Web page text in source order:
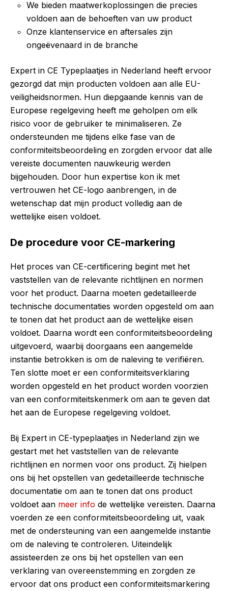
We bieden maatwerkoplossingen die precies
voldoen aan de behoeften van uw product
Onze klantenservice en aftersales zijn
ongeëvenaard in de branche
Expert in CE Typeplaatjes in Nederland heeft ervoor
gezorgd dat mijn producten voldoen aan alle EU-
veiligheidsnormen. Hun diepgaande kennis van de
Europese regelgeving heeft me geholpen om elk
risico voor de gebruiker te minimaliseren. Ze
ondersteunden me tijdens elke fase van de
conformiteitsbeoordeling en zorgden ervoor dat alle
vereiste documenten nauwkeurig werden
bijgehouden. Door hun expertise kon ik met
vertrouwen het CE-logo aanbrengen, in de
wetenschap dat mijn product volledig aan de
wettelijke eisen voldoet.
De procedure voor CE-markering
Het proces van CE-certificering begint met het
vaststellen van de relevante richtlijnen en normen
voor het product. Daarna moeten gedetailleerde
technische documentaties worden opgesteld om aan
te tonen dat het product aan de wettelijke eisen
voldoet. Daarna wordt een conformiteitsbeoordeling
uitgevoerd, waarbij doorgaans een aangemelde
instantie betrokken is om de naleving te verifiëren.
Ten slotte moet er een conformiteitsverklaring
worden opgesteld en het product worden voorzien
van een conformiteitskenmerk om aan te geven dat
het aan de Europese regelgeving voldoet.
Bij Expert in CE-typeplaatjes in Nederland zijn we
gestart met het vaststellen van de relevante
richtlijnen en normen voor ons product. Zij hielpen
ons bij het opstellen van gedetailleerde technische
documentatie om aan te tonen dat ons product
voldoet aan meer info de wettelijke vereisten. Daarna
voerden ze een conformiteitsbeoordeling uit, vaak
met de ondersteuning van een aangemelde instantie
om de naleving te controleren. Uiteindelijk
assisteerden ze ons bij het opstellen van een
verklaring van overeenstemming en zorgden ze
ervoor dat ons product een conformiteitsmarkering